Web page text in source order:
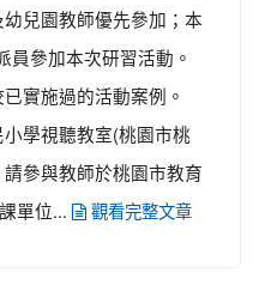
兒園教師優先參加；本
員參加本次研習活動。
實施過的活動案例。
學視聽教室(桃園市桃
參與教師於桃園市教育
單位...
觀看完整文章